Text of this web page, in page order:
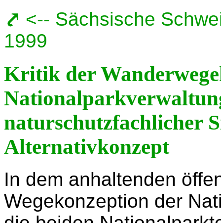
<-- Sächsische
1999
Kritik der
naturschutzfachlicher
Alternativkonzept
In dem anhaltenden
Wegekonzeption der